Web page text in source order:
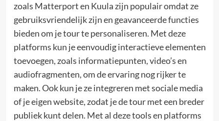
zoals Matterport en Kuula zijn populair omdat ze
gebruiksvriendelijk zijn en geavanceerde functies
bieden om je tour te personaliseren. Met deze
platforms kun je eenvoudig interactieve elementen
toevoegen, zoals informatiepunten, video’s en
audiofragmenten, om de ervaring nog rijker te
maken. Ook kun je ze integreren met sociale media
of je eigen website, zodat je de tour met een breder
publiek kunt delen. Met al deze tools en platforms